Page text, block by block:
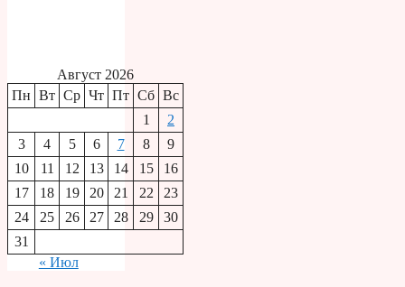
Август 2026
Пн Вт Ср Чт Пт Сб Вс
1
2
3
4 5 6 7 8
9
10
11 12 13 14 15
16
17
18 19 20 21 22
23
24
25 26 27 28 29
30
31
« Июл